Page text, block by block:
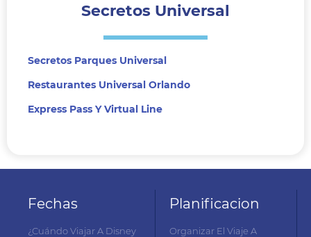
Secretos Universal
Secretos Parques Universal
Restaurantes Universal Orlando
Express Pass Y Virtual Line
Fechas
¿Cuándo Viajar A Disney
Planificacion
Organizar El Viaje A